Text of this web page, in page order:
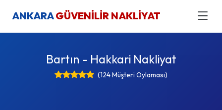
ANKARAGÜVENİLİR NAKLİYAT
Bartın - Hakkari Nakliyat
(124 Müşteri Oylaması)